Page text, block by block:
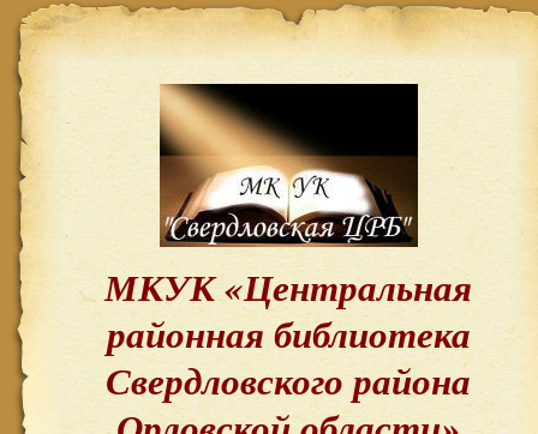
МКУК «Центральная
районная библиотека
Свердловского района